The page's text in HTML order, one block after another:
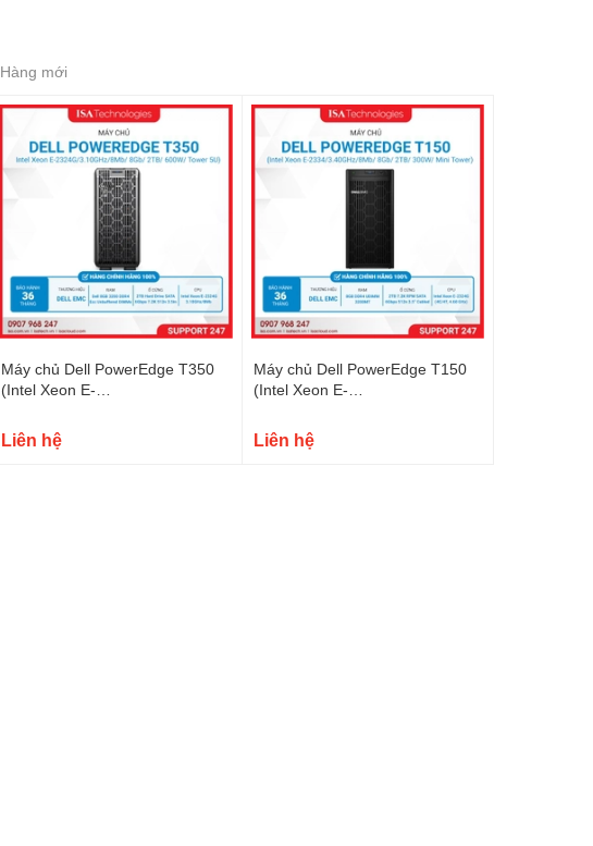
Hàng mới
Máy chủ Dell PowerEdge T350
(Intel Xeon E-
600W/ Tower 5U)
Liên hệ
Máy chủ Dell PowerEdge T150
(Intel Xeon E-
300W/ Mini Tower)
Liên hệ